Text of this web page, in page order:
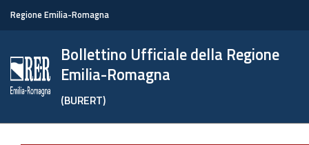
Regione Emilia-Romagna
Bollettino Ufficiale della Regione
Emilia-Romagna
(BURERT)